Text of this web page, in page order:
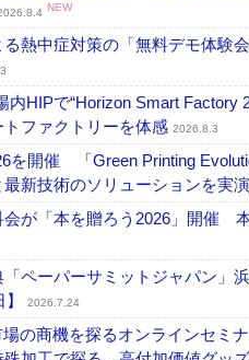
NEW
熱中症対策の「無料デモ体験
内HIPで“Horizon Smart
ファクトリーを体感 2026.8.3
開催 「Green Printing
新技術のソリューションを実演
が「本を贈ろう2026」開催
ペーパーサミットジャパン」
2026.7.24
の商機を探るオンラインセミ